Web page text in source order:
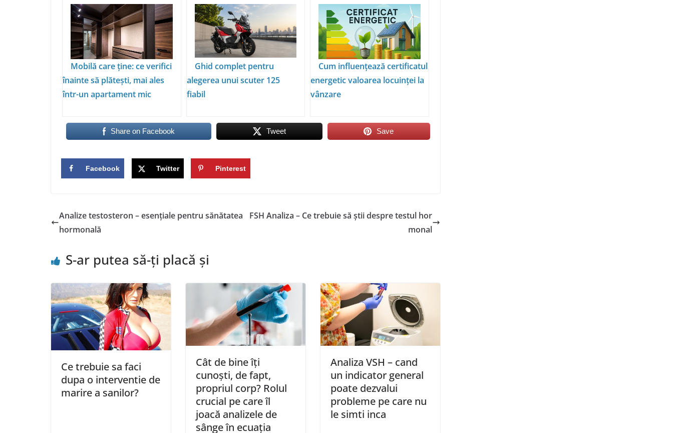
Mobilă care ține: ce verifici
înainte să plătești, mai ales
într-un apartament mic
Ghid complet pentru
alegerea unui scuter 125
fiabil
Cum influențează certificatul
energetic valoarea locuinței la
vânzare
Share on Facebook Tweet Save
Facebook Twitter Pinterest
Analize testosteron – esențiale pentru sănătatea
hormonală
FSH Analiza – Ce trebuie să știi despre testul hor
monal
S-ar putea să-ți placă și
Ce trebuie sa faci
dupa o interventie de
marire a sanilor?
Cât de bine îți
cunoști, de fapt,
propriul corp? Rolul
crucial pe care îl
joacă analizele de
sânge în ecuația
Analiza VSH – cand
un indicator general
poate dezvalui
probleme pe care nu
le simti inca